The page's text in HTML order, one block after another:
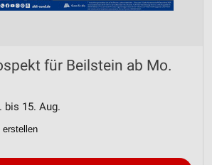
für Beilstein ab Mo.
bis 15. Aug.
erstellen